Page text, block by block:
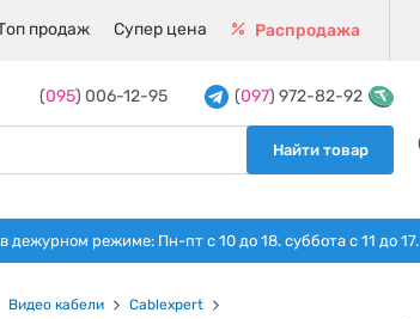
продаж Супер цена Распродажа
(095) 006-12-95 (097) 972-82-92
Найти товар
режиме: Пн-пт с 10 до 18. суббота с 11 до 17.
Видео кабели Cablexpert